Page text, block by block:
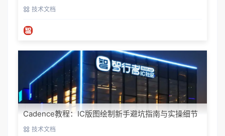
技术文档
Cadence教程：IC版图绘制新手避坑指南与实操细节
技术文档